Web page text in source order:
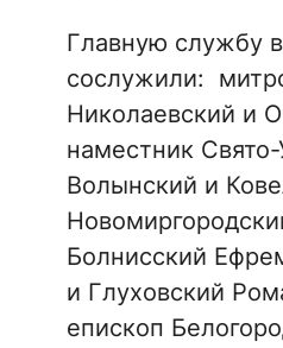
Главную службу
сослужили:
Николаевский и
наместник
Волынский и
Болнисский
и Глуховский
епископ